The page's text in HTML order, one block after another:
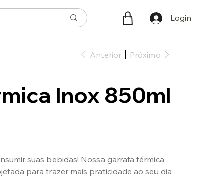
Login
Anterior Próximo
Inox 850ml
suas bebidas! Nossa garrafa térmica
para trazer mais praticidade ao seu dia